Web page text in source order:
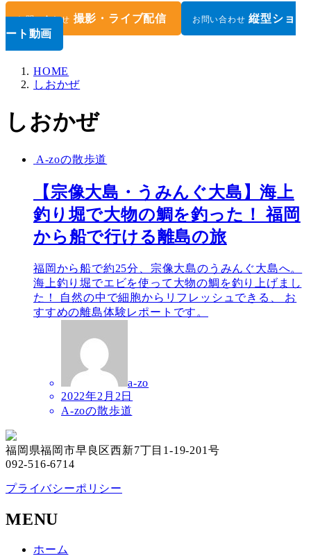
お問い合わせ 撮影・ライブ配信 お問い合わせ 縦型ショ
ート動画
HOME
しおかぜ
しおかぜ
A-zoの散歩道
【宗像大島・うみんぐ大島】海上
釣り堀で大物の鯛を釣った！ 福岡
から船で行ける離島の旅
福岡から船で約25分、宗像大島のうみんぐ大島へ。
海上釣り堀でエビを使って大物の鯛を釣り上げまし
た！ 自然の中で細胞からリフレッシュできる、 お
すすめの離島体験レポートです。
a-zo
2022年2月2日
A-zoの散歩道
福岡県福岡市早良区西新7丁目1-19-201号
092-516-6714
プライバシーポリシー
MENU
ホーム